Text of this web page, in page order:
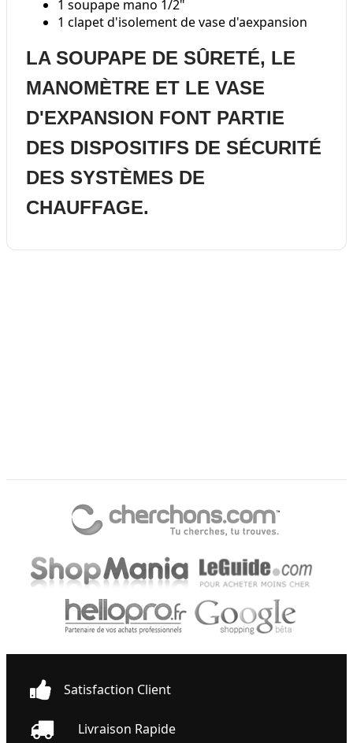
1 soupape mano 1/2"
1 clapet d'isolement de vase d'aexpansion
LA SOUPAPE DE SÛRETÉ, LE
MANOMÈTRE ET LE VASE
D'EXPANSION FONT PARTIE
DES DISPOSITIFS DE SÉCURITÉ
DES SYSTÈMES DE
CHAUFFAGE.
Satisfaction Client
Livraison Rapide